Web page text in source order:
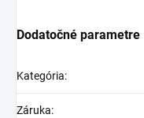
Dodatočné parametre
Kategória:
Záruka: